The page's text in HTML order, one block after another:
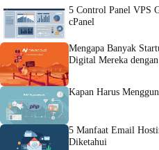
5 Control Panel VPS
cPanel
Mengapa Banyak
Digital Mereka
Kapan Harus
5 Manfaat Email
Diketahui